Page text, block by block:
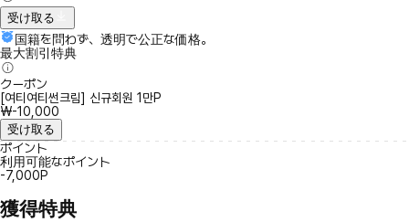
受け取る
国籍を問わず、透明で公正な価格。
最大割引特典
クーポン
[여티여티썬크림] 신규회원 1만P
₩-10,000
受け取る
ポイント
利用可能なポイント
-7,000P
獲得特典